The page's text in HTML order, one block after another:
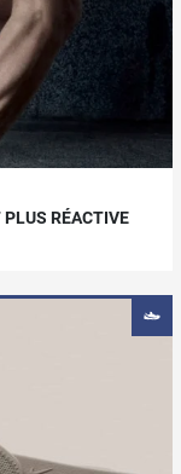
RÉACTIVE